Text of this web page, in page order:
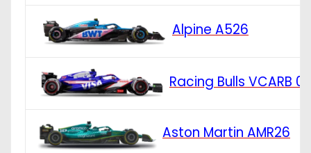
Alpine A526
Racing Bulls VCARB 03
Aston Martin AMR26